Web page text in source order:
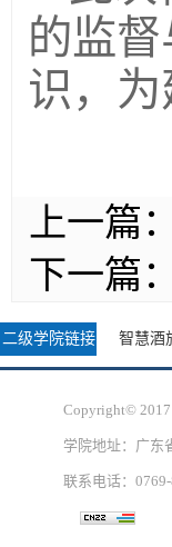
的监
识，
上一篇：
下一篇：
二级学院链接 智慧酒
Copyright© 2017
学院地址：广东
联系电话：